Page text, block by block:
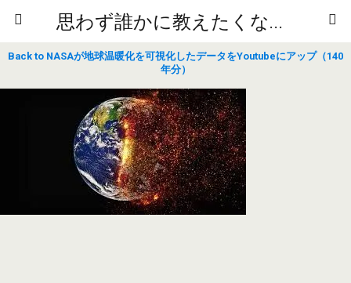
思わず誰かに教えたくなるニュースや雑学
Back to NASAが地球温暖化を可視化したデータをYoutubeにアップ（140
年分）